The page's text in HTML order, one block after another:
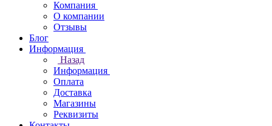
Компания
О компании
Отзывы
Блог
Информация
Назад
Информация
Оплата
Доставка
Магазины
Реквизиты